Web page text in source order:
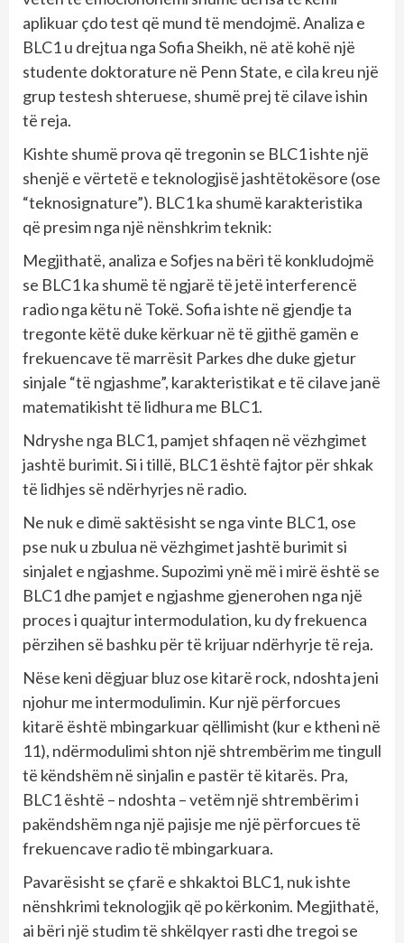
aplikuar çdo test që mund të mendojmë. Analiza e
BLC1 u drejtua nga Sofia Sheikh, në atë kohë një
studente doktorature në Penn State, e cila kreu një
grup testesh shteruese, shumë prej të cilave ishin
të reja.
Kishte shumë prova që tregonin se BLC1 ishte një
shenjë e vërtetë e teknologjisë jashtëtokësore (ose
“teknosignature”). BLC1 ka shumë karakteristika
që presim nga një nënshkrim teknik:
Megjithatë, analiza e Sofjes na bëri të konkludojmë
se BLC1 ka shumë të ngjarë të jetë interferencë
radio nga këtu në Tokë. Sofia ishte në gjendje ta
tregonte këtë duke kërkuar në të gjithë gamën e
frekuencave të marrësit Parkes dhe duke gjetur
sinjale “të ngjashme”, karakteristikat e të cilave janë
matematikisht të lidhura me BLC1.
Ndryshe nga BLC1, pamjet shfaqen në vëzhgimet
jashtë burimit. Si i tillë, BLC1 është fajtor për shkak
të lidhjes së ndërhyrjes në radio.
Ne nuk e dimë saktësisht se nga vinte BLC1, ose
pse nuk u zbulua në vëzhgimet jashtë burimit si
sinjalet e ngjashme. Supozimi ynë më i mirë është se
BLC1 dhe pamjet e ngjashme gjenerohen nga një
proces i quajtur intermodulation, ku dy frekuenca
përzihen së bashku për të krijuar ndërhyrje të reja.
Nëse keni dëgjuar bluz ose kitarë rock, ndoshta jeni
njohur me intermodulimin. Kur një përforcues
kitarë është mbingarkuar qëllimisht (kur e ktheni në
11), ndërmodulimi shton një shtrembërim me tingull
të këndshëm në sinjalin e pastër të kitarës. Pra,
BLC1 është – ndoshta – vetëm një shtrembërim i
pakëndshëm nga një pajisje me një përforcues të
frekuencave radio të mbingarkuara.
Pavarësisht se çfarë e shkaktoi BLC1, nuk ishte
nënshkrimi teknologjik që po kërkonim. Megjithatë,
ai bëri një studim të shkëlqyer rasti dhe tregoi se